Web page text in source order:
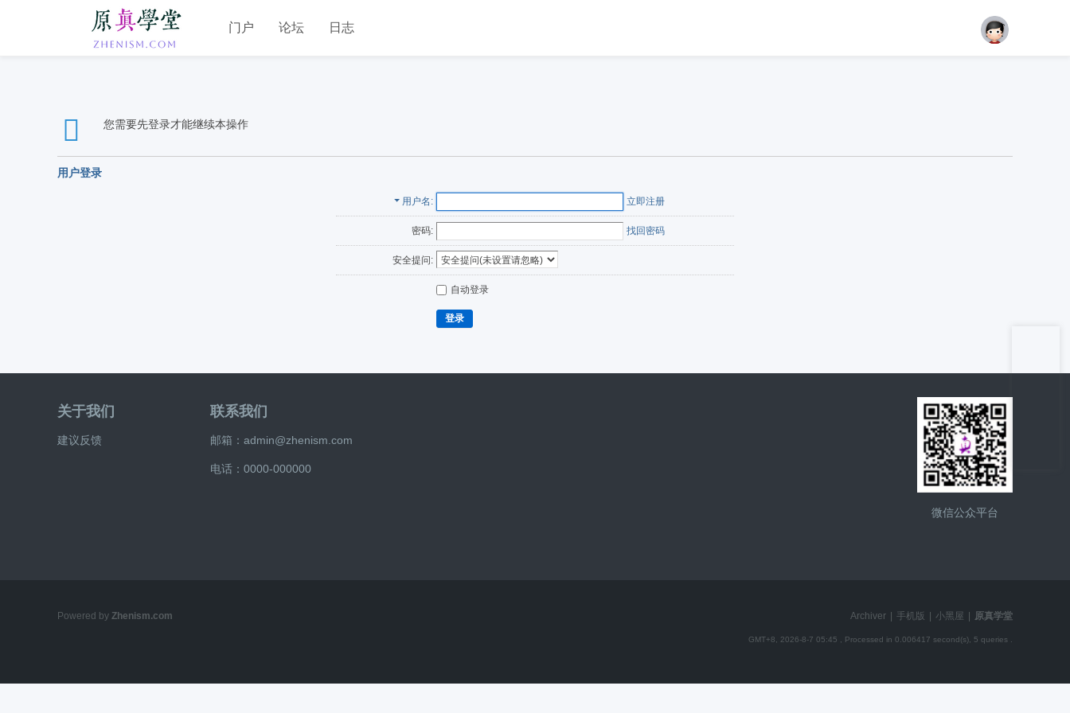
门户 论坛 日志
您需要先登录才能继续本操作
用户登录
用户名 立即注册
密码: 找回密码
安全提问:
自动登录
登录
关于我们
建议反馈
联系我们
邮箱：admin@zhenism.com
电话：0000-000000
微信公众平台
Archiver 手机版 小黑屋 原真学堂
GMT+8, 2026-8-7 05:45 , Processed in 0.006417 second(s), 5 queries .
Powered by Zhenism.com